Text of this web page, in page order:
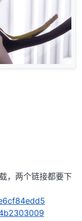
，两个链接都要下